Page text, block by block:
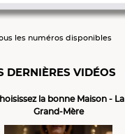
les numéros disponibles
DERNIÈRES VIDÉOS
la bonne Maison - La
Grand-Mère